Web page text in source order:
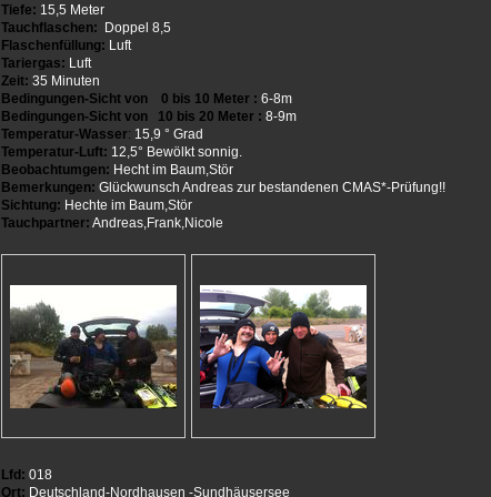
Tiefe: 15,5 Meter
Tauchflaschen: Doppel 8,5
Flaschenfüllung: Luft
Tariergas: Luft
Zeit: 35 Minuten
Bedingungen-Sicht von 0 bis 10 Meter : 6-8m
Bedingungen-Sicht von 10 bis 20 Meter : 8-9m
Temperatur-Wasser: 15,9 ° Grad
Temperatur-Luft: 12,5° Bewölkt sonnig.
Beobachtumgen: Hecht im Baum,Stör
Bemerkungen: Glückwunsch Andreas zur bestandenen CMAS*-Prüfung!!
Sichtung: Hechte im Baum,Stör
Tauchpartner: Andreas,Frank,Nicole
Lfd: 018
Ort: Deutschland-Nordhausen -Sundhäusersee